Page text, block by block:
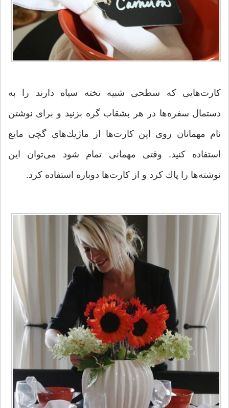
كارت‌هایی كه سطحی شبیه تخته سیاه دارند را به
دستمال سفره‌ها در هر بشقاب گره بزنید و برای نوشتن
نام مهمانان روی این كارت‌ها از ماژیك‌های گچی مایع
استفاده كنید. وقتی مهمانی تمام شود می‌توان این
نوشته‌ها را پاك كرد و از كارت‌ها دوباره استفاده كرد.